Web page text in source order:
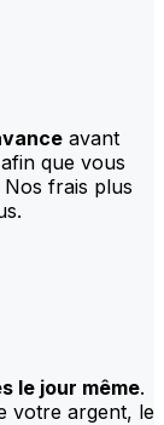
avant
que vous
frais plus
le jour même.
votre argent, le